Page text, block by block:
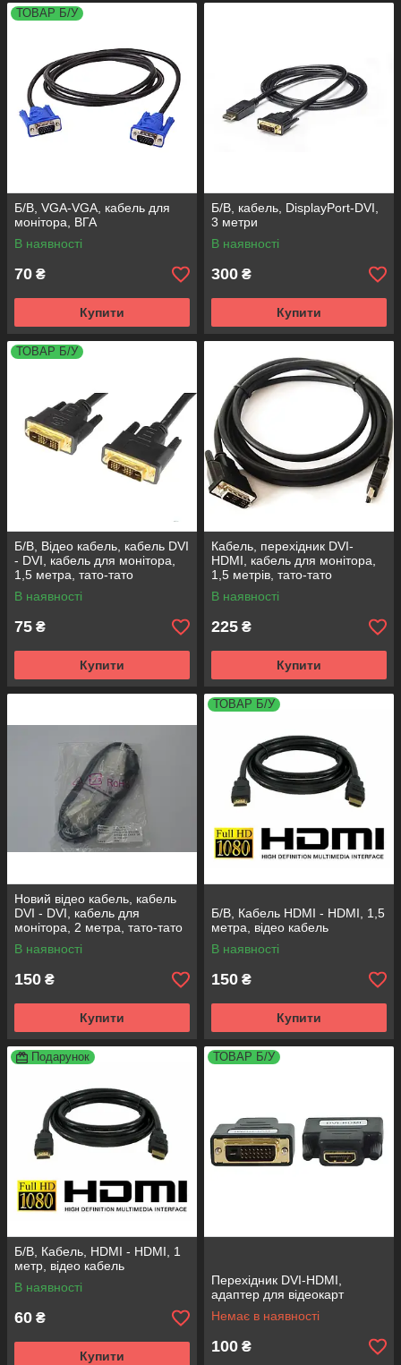
ТОВАР Б/У
Б/В, VGA-VGA, кабель для
монітора, ВГА
В наявності
70 ₴
Купити
Б/В, кабель, DisplayPort-DVI,
3 метри
В наявності
300 ₴
Купити
ТОВАР Б/У
Б/В, Відео кабель, кабель DVI
- DVI, кабель для монітора,
1,5 метра, тато-тато
В наявності
75 ₴
Купити
Кабель, перехідник DVI-
HDMI, кабель для монітора,
1,5 метрів, тато-тато
В наявності
225 ₴
Купити
Новий відео кабель, кабель
DVI - DVI, кабель для
монітора, 2 метра, тато-тато
В наявності
150 ₴
Купити
ТОВАР Б/У
Б/В, Кабель HDMI - HDMI, 1,5
метра, відео кабель
В наявності
150 ₴
Купити
Подарунок
Б/В, Кабель, HDMI - HDMI, 1
метр, відео кабель
В наявності
60 ₴
Купити
ТОВАР Б/У
Перехідник DVI-HDMI,
адаптер для відеокарт
Немає в наявності
100 ₴